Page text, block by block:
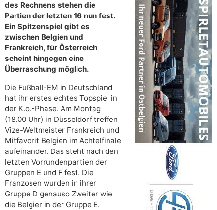
des Rechnens stehen die
Partien der letzten 16 nun fest.
Ein Spitzenspiel gibt es
zwischen Belgien und
Frankreich, für Österreich
scheint hingegen eine
Überraschung möglich.
Die Fußball-EM in Deutschland
hat ihr erstes echtes Topspiel in
der K.o.-Phase. Am Montag
(18.00 Uhr) in Düsseldorf treffen
Vize-Weltmeister Frankreich und
Mitfavorit Belgien im Achtelfinale
aufeinander. Das steht nach den
letzten Vorrundenpartien der
Gruppen E und F fest. Die
Franzosen wurden in ihrer
Gruppe D genauso Zweiter wie
die Belgier in der Gruppe E.